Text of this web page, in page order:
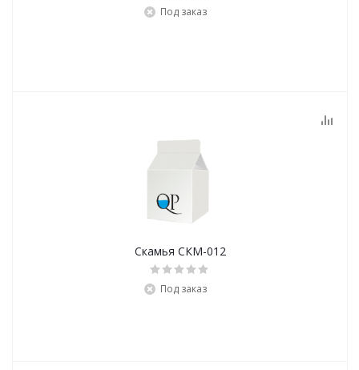
Под заказ
Скамья СКМ-012
Под заказ